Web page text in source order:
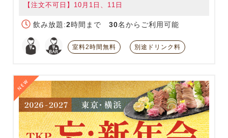
【注文不可日】10月1日、11日
飲み放題:2時間まで 30名からご利用可能
室料2時間無料 別途ドリンク料